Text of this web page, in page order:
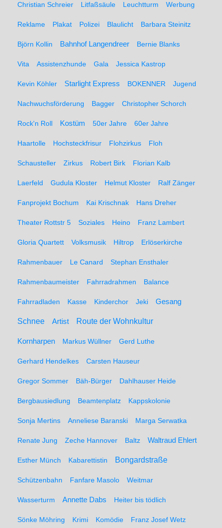
Christian Schreier Litfaßsäule Leuchtturm Werbung
Reklame Plakat Polizei Blaulicht Barbara Steinitz
Björn Kollin Bahnhof Langendreer Bernie Blanks
Vita Assistenzhunde Gala Jessica Kastrop
Kevin Köhler Starlight Express BOKENNER Jugend
Nachwuchsförderung Bagger Christopher Schorch
Rock'n Roll Kostüm 50er Jahre 60er Jahre
Haartolle Hochsteckfrisur Flohzirkus Floh
Schausteller Zirkus Robert Birk Florian Kalb
Laerfeld Gudula Kloster Helmut Kloster Ralf Zänger
Fanprojekt Bochum Kai Krischnak Hans Dreher
Theater Rottstr 5 Soziales Heino Franz Lambert
Gloria Quartett Volksmusik Hiltrop Erlöserkirche
Rahmenbauer Le Canard Stephan Ensthaler
Rahmenbaumeister Fahrradrahmen Balance
Fahrradladen Kasse Kinderchor Jeki Gesang
Schnee Artist Route der Wohnkultur
Kornharpen Markus Wüllner Gerd Luthe
Gerhard Hendelkes Carsten Hauseur
Gregor Sommer Bäh-Bürger Dahlhauser Heide
Bergbausiedlung Beamtenplatz Kappskolonie
Sonja Mertins Anneliese Baranski Marga Serwatka
Renate Jung Zeche Hannover Baltz Waltraud Ehlert
Esther Münch Kabarettistin Bongardstraße
Schützenbahn Fanfare Masolo Weitmar
Wasserturm Annette Dabs Heiter bis tödlich
Sönke Möhring Krimi Komödie Franz Josef Wetz